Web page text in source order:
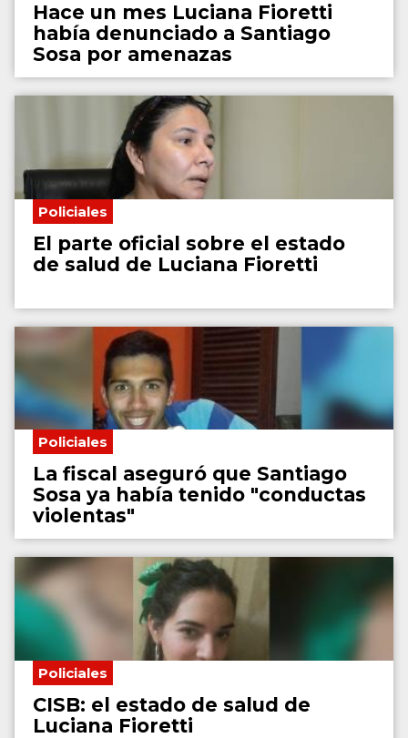
Hace un mes Luciana Fioretti
había denunciado a Santiago
Sosa por amenazas
Policiales
El parte oficial sobre el estado
de salud de Luciana Fioretti
Policiales
La fiscal aseguró que Santiago
Sosa ya había tenido "conductas
violentas"
Policiales
CISB: el estado de salud de
Luciana Fioretti